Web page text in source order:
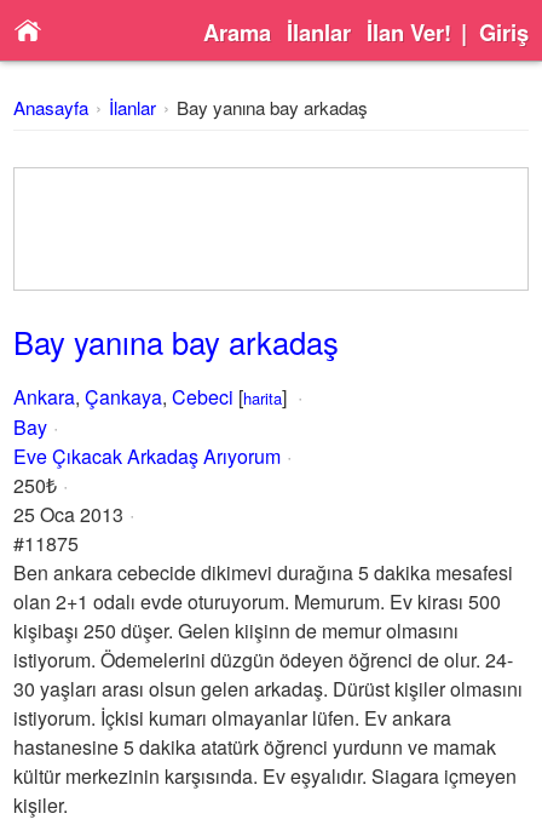
Arama İlanlar İlan Ver! | Giriş
Anasayfa İlanlar Bay yanına bay arkadaş
Bay yanına bay arkadaş
Ankara,Çankaya,Cebeci [harita]
Bay
Eve Çıkacak Arkadaş Arıyorum
250₺
25 Oca 2013
#11875
Ben ankara cebecide dikimevi durağına 5 dakika mesafesi
olan 2+1 odalı evde oturuyorum. Memurum. Ev kirası 500
kişibaşı 250 düşer. Gelen kiişinn de memur olmasını
istiyorum. Ödemelerini düzgün ödeyen öğrenci de olur. 24-
30 yaşları arası olsun gelen arkadaş. Dürüst kişiler olmasını
istiyorum. İçkisi kumarı olmayanlar lüfen. Ev ankara
hastanesine 5 dakika atatürk öğrenci yurdunn ve mamak
kültür merkezinin karşısında. Ev eşyalıdır. Siagara içmeyen
kişiler.